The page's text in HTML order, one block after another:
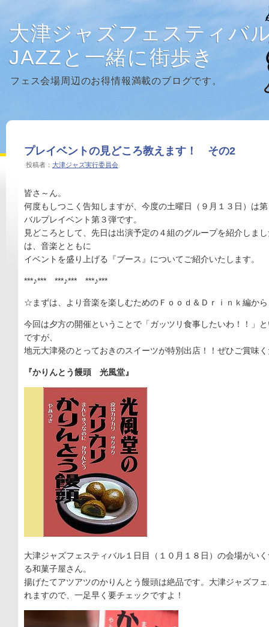
大津ジャズフェスティバ
JAZZと一緒に街歩き
フェス会場周辺のお得情報満載のブログです。
プレイベントの見どころ教えます！ その2
投稿者： 大津ジャズ実行委員会
皆さ～ん。
何度もしつこく告知しますが、今度の土曜日（９月１３日）は
バルプレイベント第３弾です。
見どころとして、先日は出演予定の４組のグループを紹介しま
は、音楽とともに
イベントを盛り上げる『ブース』についてご紹介いたします。
***♪*** ***♪*** ***♪***
☆まずは、より音楽を楽しむためのＦｏｏｄ＆Ｄｒｉｎｋ編か
今回は夕方の開催ということで「ガッツリ食事したいわ！！」
ですが、
地元大津発のとっておきのスイーツが特別出店！！ぜひご賞味
『かりんとう饅頭 光風堂』
大津ジャズフェスティバル１日目（１０月１８日）の会場がい
る和菓子屋さん。
揚げたてアツアツのかりんとう饅頭は絶品です。大津ジャズフ
れますので、一足早く要チェックですよ！